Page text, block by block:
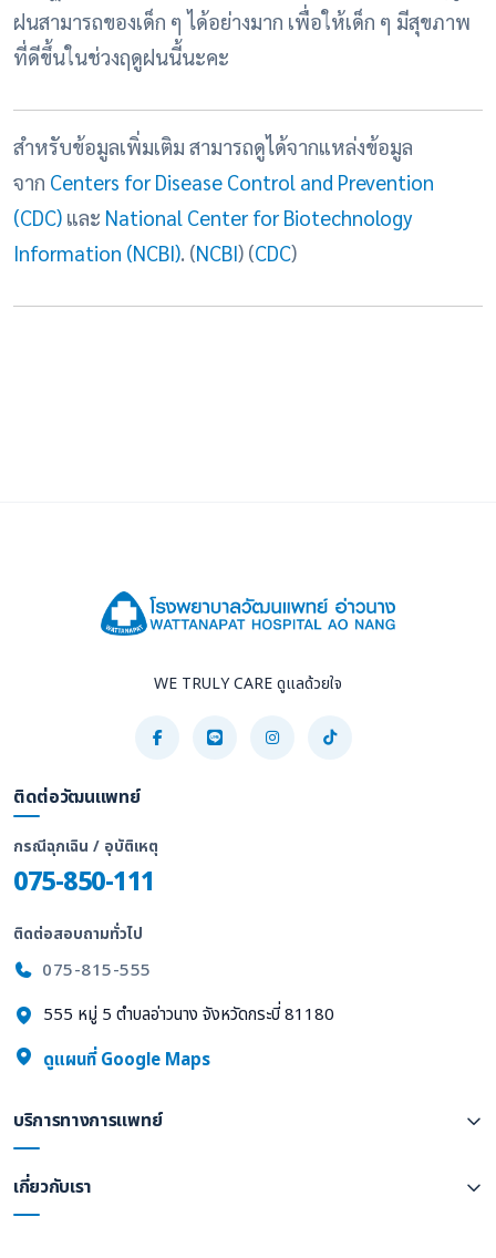
ฝนสามารถของเด็ก ๆ ได้อย่างมาก เพื่อให้เด็ก ๆ มีสุขภาพ
ที่ดีขึ้นในช่วงฤดูฝนนี้นะคะ
สำหรับข้อมูลเพิ่มเติม สามารถดูได้จากแหล่งข้อมูล
จาก Centers for Disease Control and Prevention
(CDC) และ National Center for Biotechnology
Information (NCBI).​ (NCBI) (CDC)
WE TRULY CARE ดูแลด้วยใจ
ติดต่อวัฒนแพทย์
กรณีฉุกเฉิน / อุบัติเหตุ
075-850-111
ติดต่อสอบถามทั่วไป
075-815-555
555 หมู่ 5 ตำบลอ่าวนาง จังหวัดกระบี่ 81180
ดูแผนที่ Google Maps
บริการทางการแพทย์
เกี่ยวกับเรา